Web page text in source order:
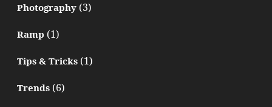
Photography(3)
Ramp (1)
Tips & Tricks(1)
Trends(6)